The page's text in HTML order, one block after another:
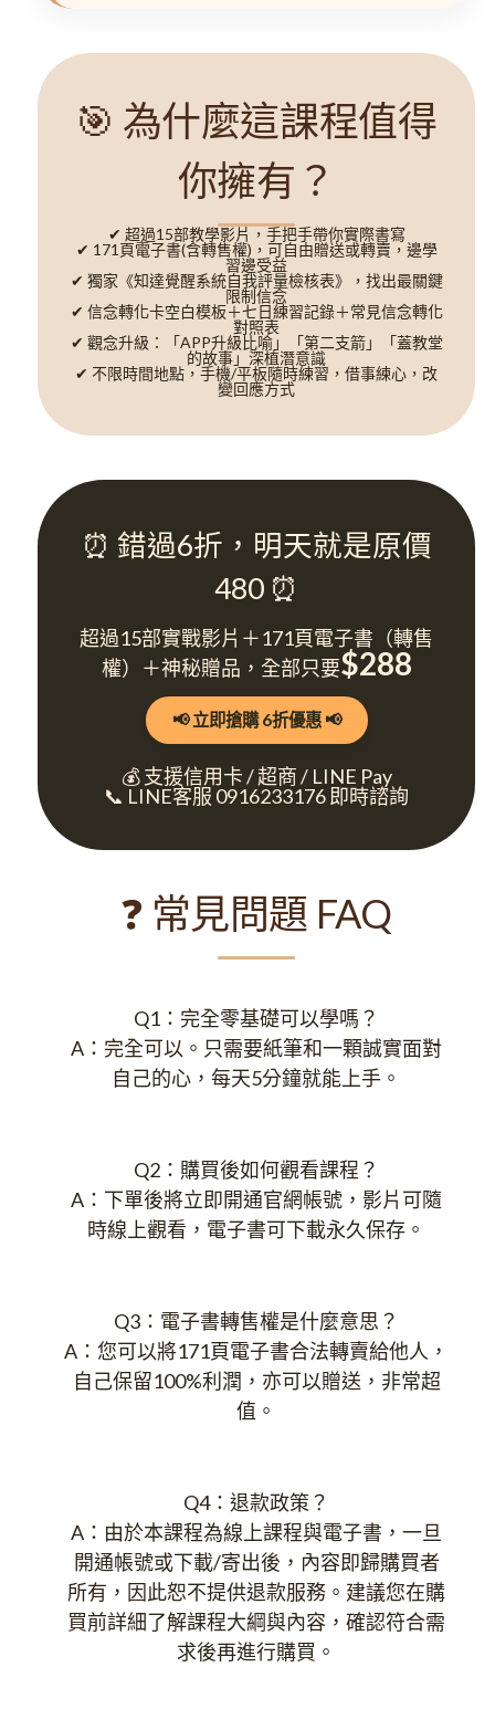
🎯 為什麼這課程值得
你擁有？
✔ 超過15部教學影片，手把手帶你實際書寫
✔ 171頁電子書(含轉售權)，可自由贈送或轉賣，邊學
習邊受益
✔ 獨家《知達覺醒系統自我評量檢核表》，找出最關鍵
限制信念
✔ 信念轉化卡空白模板＋七日練習記錄＋常見信念轉化
對照表
✔ 觀念升級：「APP升級比喻」「第二支箭」「蓋教堂
的故事」深植潛意識
✔ 不限時間地點，手機/平板隨時練習，借事練心，改
變回應方式
⏰ 錯過6折，明天就是原價
480 ⏰
超過15部實戰影片＋171頁電子書（轉售
權）＋神秘贈品，全部只要$288
📢 立即搶購 6折優惠 📢
💰 支援信用卡 / 超商 / LINE Pay
📞 LINE客服 0916233176 即時諮詢
❓ 常見問題 FAQ
Q1：完全零基礎可以學嗎？
A：完全可以。只需要紙筆和一顆誠實面對
自己的心，每天5分鐘就能上手。
Q2：購買後如何觀看課程？
A：下單後將立即開通官網帳號，影片可隨
時線上觀看，電子書可下載永久保存。
Q3：電子書轉售權是什麼意思？
A：您可以將171頁電子書合法轉賣給他人，
自己保留100%利潤，亦可以贈送，非常超
值。
Q4：退款政策？
A：由於本課程為線上課程與電子書，一旦
開通帳號或下載/寄出後，內容即歸購買者
所有，因此恕不提供退款服務。建議您在購
買前詳細了解課程大綱與內容，確認符合需
求後再進行購買。